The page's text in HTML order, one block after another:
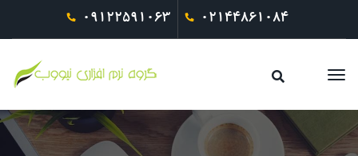
09122591063 02144861084